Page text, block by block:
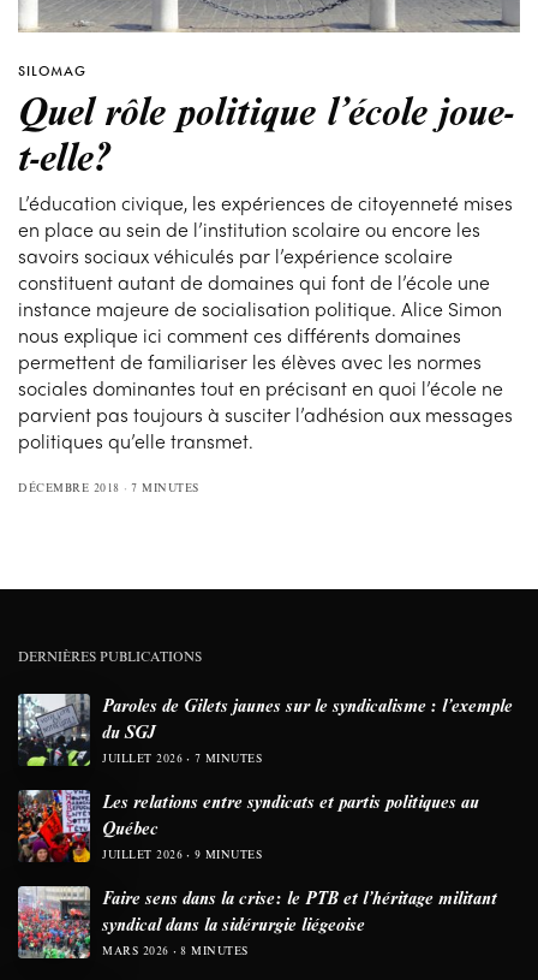
SILOMAG
Quel rôle politique l’école joue-
t-elle?
L’éducation civique, les expériences de citoyenneté mises
en place au sein de l’institution scolaire ou encore les
savoirs sociaux véhiculés par l’expérience scolaire
constituent autant de domaines qui font de l’école une
instance majeure de socialisation politique. Alice Simon
nous explique ici comment ces différents domaines
permettent de familiariser les élèves avec les normes
sociales dominantes tout en précisant en quoi l’école ne
parvient pas toujours à susciter l’adhésion aux messages
politiques qu’elle transmet.
DÉCEMBRE 2018 7 MINUTES
DERNIÈRES PUBLICATIONS
Paroles de Gilets jaunes sur le syndicalisme : l’exemple
du SGJ
JUILLET 2026 7 MINUTES
Les relations entre syndicats et partis politiques au
Québec
JUILLET 2026 9 MINUTES
Faire sens dans la crise: le PTB et l’héritage militant
syndical dans la sidérurgie liégeoise
MARS 2026 8 MINUTES